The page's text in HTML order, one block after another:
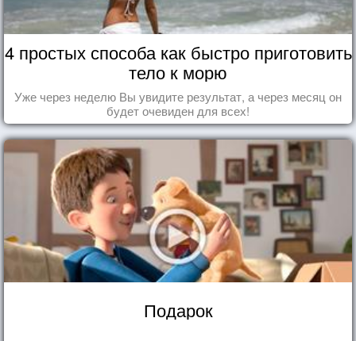
4 простых способа как быстро приготовить
тело к морю
Уже через неделю Вы увидите результат, а через месяц он
будет очевиден для всех!
Подарок